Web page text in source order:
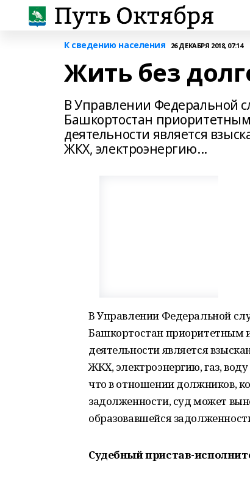
К сведению населения 26 ДЕКАБРЯ 2018, 07:14
Жить без
В Управлении Федеральной
Башкортостан
деятельности является
ЖКХ, электроэнергию...
В Управлении Федеральной
Башкортостан приоритетным
деятельности является
ЖКХ, электроэнергию, газ,
что в отношении должников,
задолженности, суд может
образовавшейся
Судебный пристав-